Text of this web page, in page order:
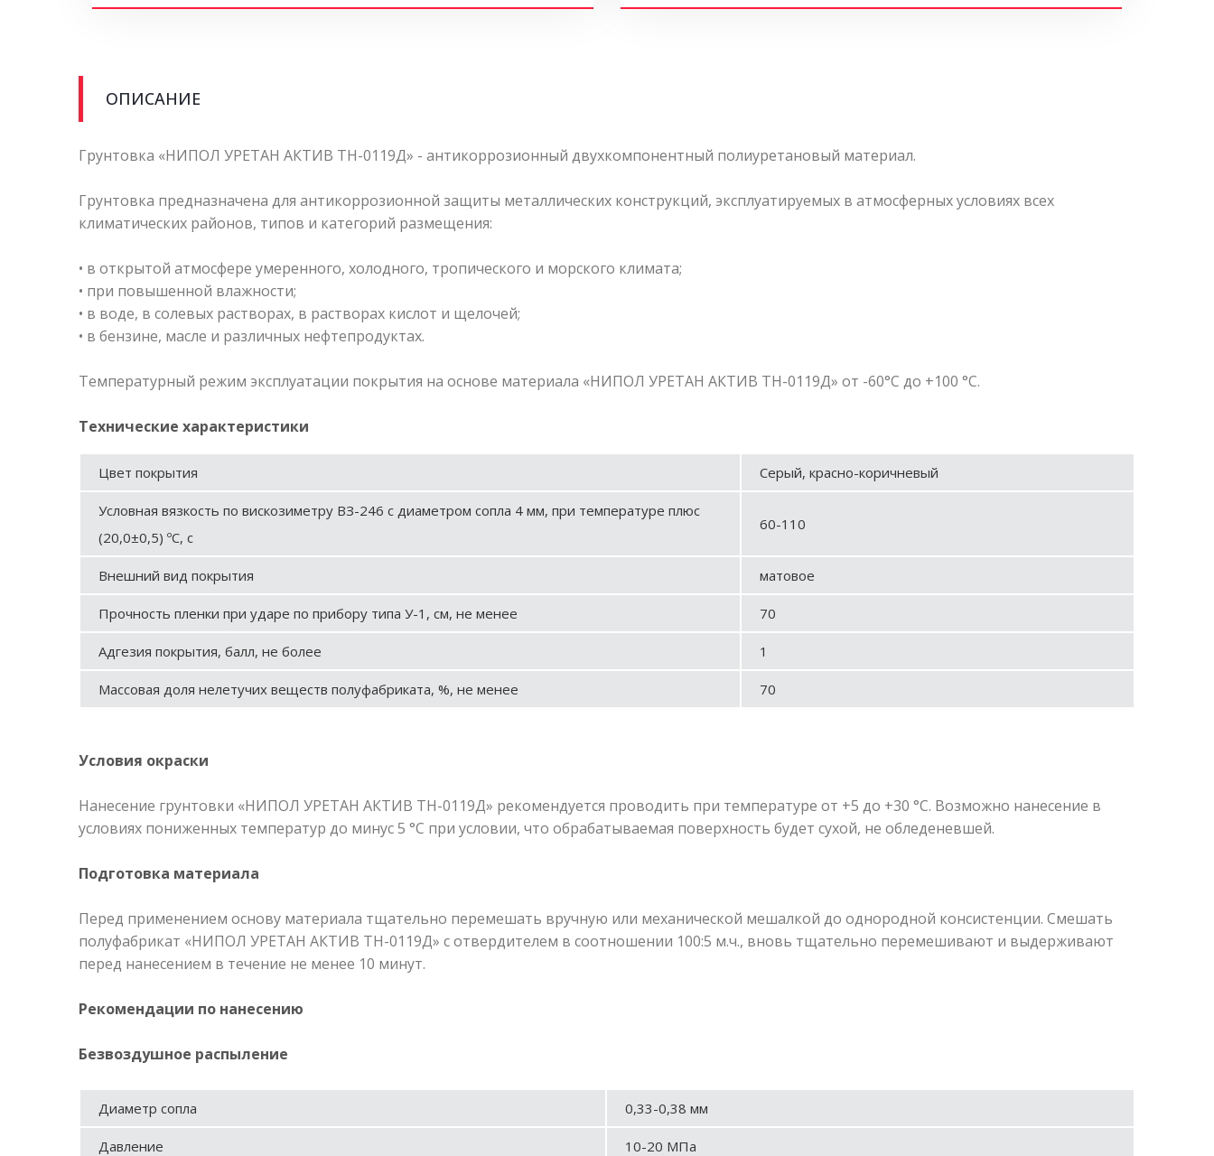
ОПИСАНИЕ
Грунтовка «НИПОЛ УРЕТАН АКТИВ ТН-0119Д» - антикоррозионный двухкомпонентный полиуретановый материал.
Грунтовка предназначена для антикоррозионной защиты металлических конструкций, эксплуатируемых в атмосферных условиях всех
климатических районов, типов и категорий размещения:
• в открытой атмосфере умеренного, холодного, тропического и морского климата;
• при повышенной влажности;
• в воде, в солевых растворах, в растворах кислот и щелочей;
• в бензине, масле и различных нефтепродуктах.
Температурный режим эксплуатации покрытия на основе материала «НИПОЛ УРЕТАН АКТИВ ТН-0119Д» от -60°С до +100 °С.
Технические характеристики
Цвет покрытия Серый, красно-коричневый
Условная вязкость по вискозиметру ВЗ-246 с диаметром сопла 4 мм, при температуре плюс
(20,0±0,5) ºС, с
60-110
Внешний вид покрытия матовое
Прочность пленки при ударе по прибору типа У-1, см, не менее 70
Адгезия покрытия, балл, не более 1
Массовая доля нелетучих веществ полуфабриката, %, не менее 70
Условия окраски
Нанесение грунтовки «НИПОЛ УРЕТАН АКТИВ ТН-0119Д» рекомендуется проводить при температуре от +5 до +30 °С. Возможно нанесение в
условиях пониженных температур до минус 5 °С при условии, что обрабатываемая поверхность будет сухой, не обледеневшей.
Подготовка материала
Перед применением основу материала тщательно перемешать вручную или механической мешалкой до однородной консистенции. Смешать
полуфабрикат «НИПОЛ УРЕТАН АКТИВ ТН-0119Д» с отвердителем в соотношении 100:5 м.ч., вновь тщательно перемешивают и выдерживают
перед нанесением в течение не менее 10 минут.
Рекомендации по нанесению
Безвоздушное распыление
Диаметр сопла 0,33-0,38 мм
Давление 10-20 МПа